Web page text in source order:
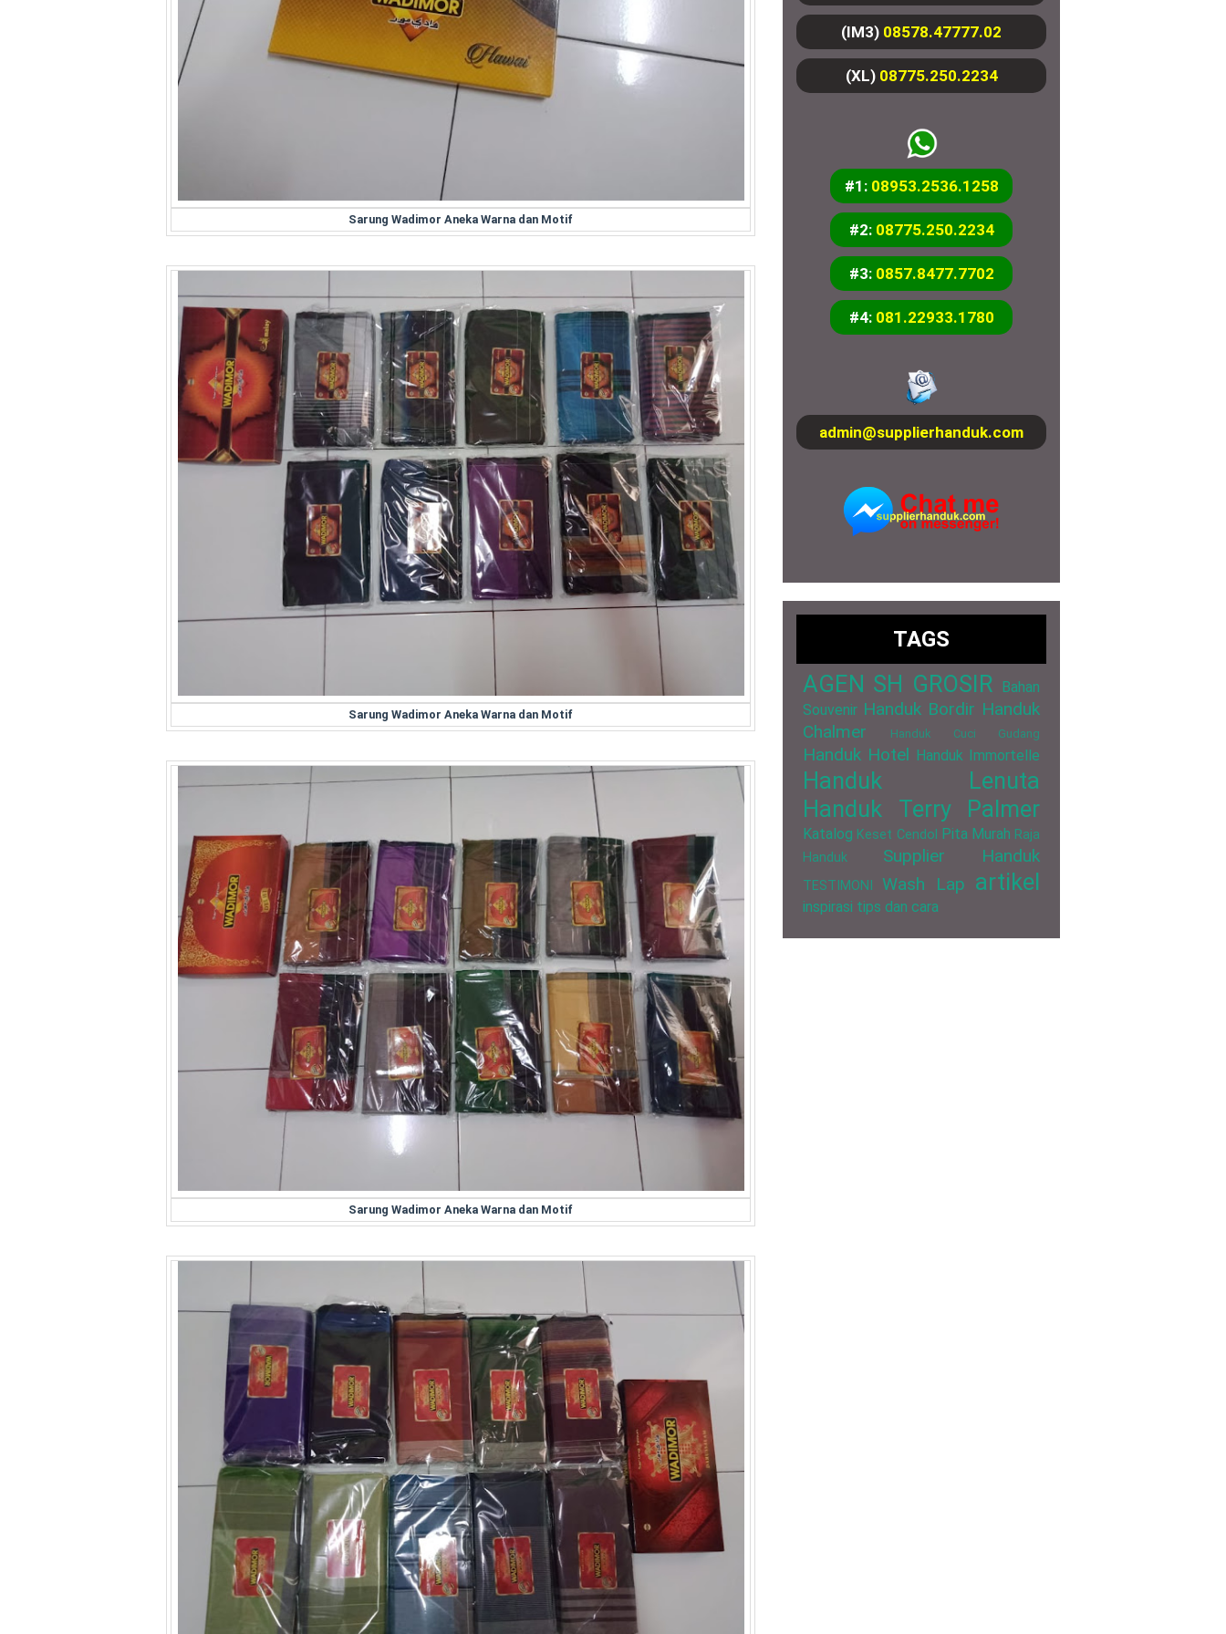
Sarung Wadimor Aneka Warna dan Motif
Sarung Wadimor Aneka Warna dan Motif
Sarung Wadimor Aneka Warna dan Motif
(IM3) 08578.47777.02
(XL) 08775.250.2234
#1: 08953.2536.1258
#2: 08775.250.2234
#3: 0857.8477.7702
#4: 081.22933.1780
admin@supplierhanduk.com
TAGS
AGEN SH GROSIR Bahan
Souvenir Handuk Bordir Handuk
Chalmer
Handuk Cuci Gudang
Handuk Hotel Handuk Immortelle
Handuk Lenuta
Handuk Terry Palmer
Katalog Keset Cendol Pita Murah Raja
Handuk
Supplier Handuk
TESTIMONI Wash Lap artikel
inspirasi tips dan cara